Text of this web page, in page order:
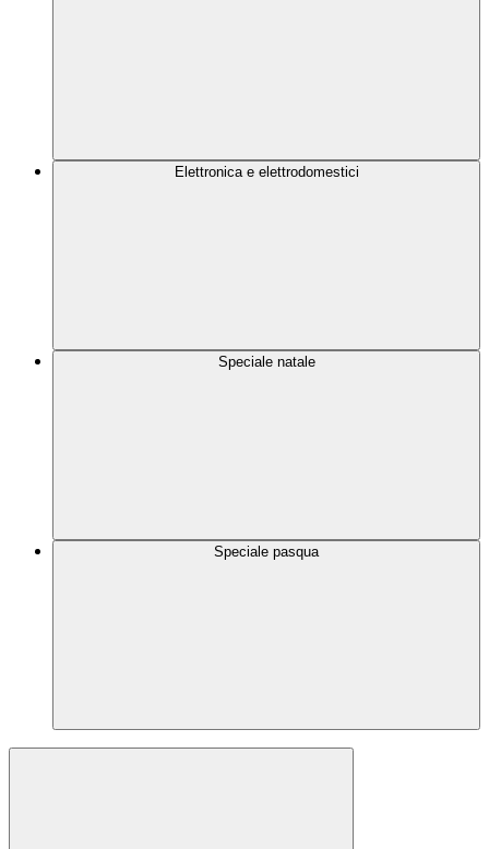
Elettronica e elettrodomestici
Speciale natale
Speciale pasqua